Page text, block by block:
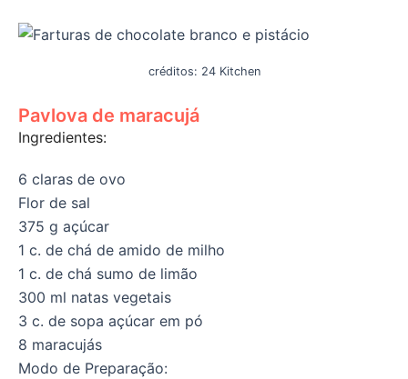
créditos: 24 Kitchen
Pavlova de maracujá
Ingredientes:
6 claras de ovo
Flor de sal
375 g açúcar
1 c. de chá de amido de milho
1 c. de chá sumo de limão
300 ml natas vegetais
3 c. de sopa açúcar em pó
8 maracujás
Modo de Preparação: